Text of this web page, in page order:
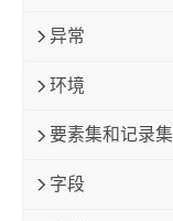
异常
环境
要素集和记录集
字段